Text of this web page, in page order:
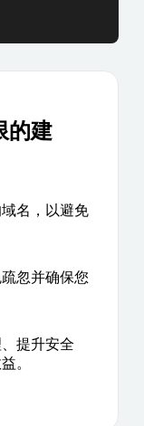
的建
名，以避免
忽并确保您
提升安全
。